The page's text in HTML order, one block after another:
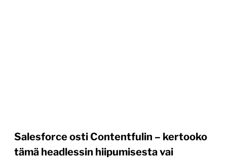
Salesforce osti Contentfulin – kertooko
tämä headlessin hiipumisesta vai